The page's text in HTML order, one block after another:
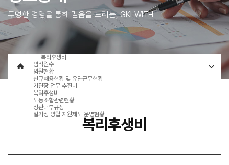
투명한 경영을 통해 믿음을 드리는, GKLWITH
복리후생비
임직원수
임원현황
신규채용현황 및 유연근무현황
기관장 업무 추진비
복리후생비
노동조합관련현황
정관내부규정
일가정 양립 지원제도 운영현황
복리후생비